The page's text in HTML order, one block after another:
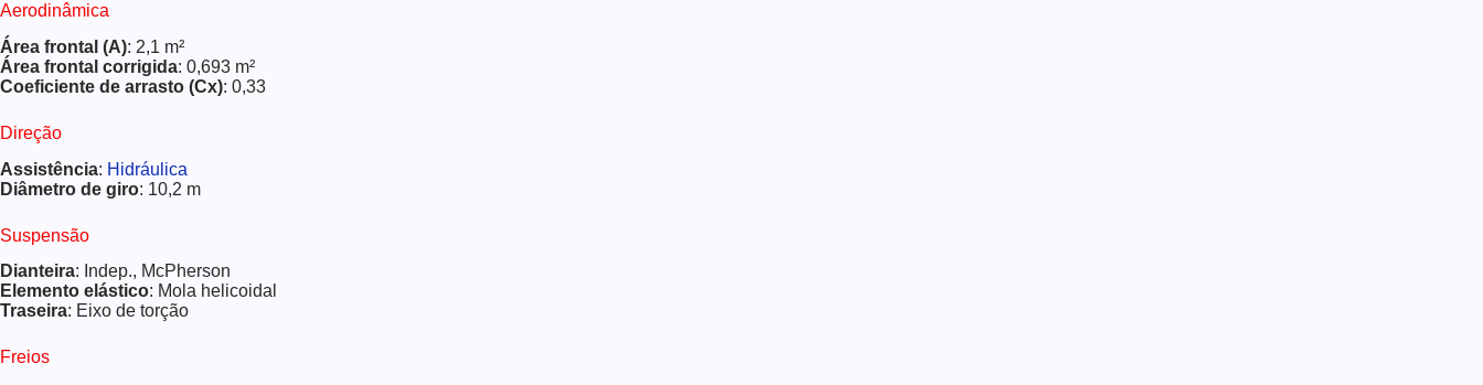
Aerodinâmica
Área frontal (A): 2,1 m²
Área frontal corrigida: 0,693 m²
Coeficiente de arrasto (Cx): 0,33
Direção
Assistência: Hidráulica
Diâmetro de giro: 10,2 m
Suspensão
Dianteira: Indep., McPherson
Elemento elástico: Mola helicoidal
Traseira: Eixo de torção
Freios